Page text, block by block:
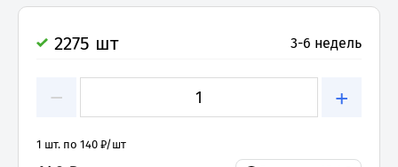
2275 шт 3-6 недель
− +
1 шт. по 140 ₽/шт